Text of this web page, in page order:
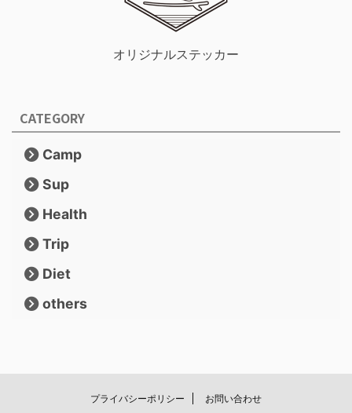
オリジナルステッカー
CATEGORY
Camp
Sup
Health
Trip
Diet
others
プライバシーポリシー お問い合わせ